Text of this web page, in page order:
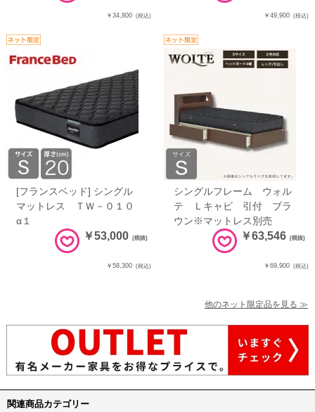
￥34,800 (税込) ￥49,900 (税込)
[フランスベッド] シングル
マットレス ＴＷ－０１０
α１
￥53,000 (税抜)
￥58,300 (税込)
シングルフレーム ウォル
テ Ｌキャビ 引付 ブラ
ウン※マットレス別売
￥63,546 (税抜)
￥69,900 (税込)
他のネット限定品を見る ≫
関連商品カテゴリー